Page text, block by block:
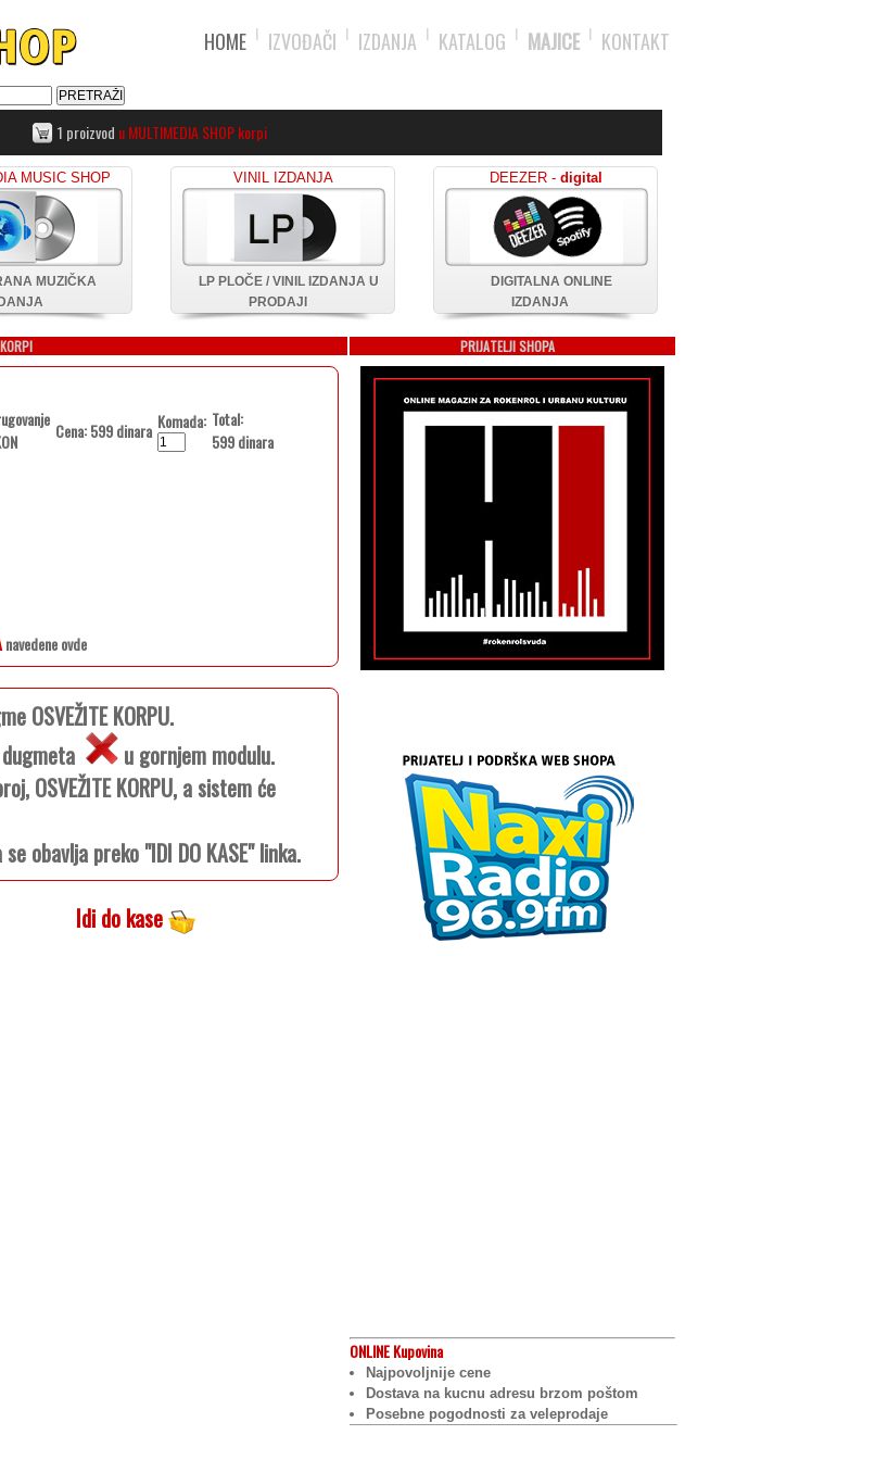
HOME IZVOĐAČI IZDANJA KATALOG MAJICE KONTAKT
1 proizvod u MULTIMEDIA SHOP korpi
MUSIC SHOP
MUZIČKA
VINIL IZDANJA
LP PLOČE / VINIL IZDANJA U
PRODAJI
DEEZER - digital
DIGITALNA ONLINE
IZDANJA
Cena: 599 dinara Komada: Total:
599 dinara
navedene ovde
OSVEŽITE KORPU.
u gornjem modulu.
OSVEŽITE KORPU, a sistem će
obavlja preko "IDI DO KASE" linka.
Idi do kase
PRIJATELJI SHOPA
ONLINEKupovina
Najpovoljnije cene
Dostava na kucnu adresu brzom poštom
Posebne pogodnosti za veleprodaje